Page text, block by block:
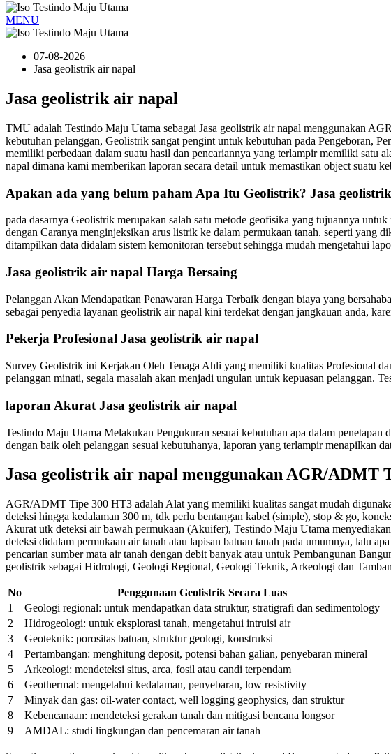
MENU
07-08-2026
Jasa geolistrik air napal
Jasa geolistrik air napal
TMU adalah Testindo Maju Utama sebagai Jasa geolistrik air napal menggunakan
kebutuhan pelanggan, Geolistrik sangat pengint untuk kebutuhan pada Pengeboran,
memiliki perbedaan dalam suatu hasil dan pencariannya yang terlampir memiliki satu
napal dimana kami memberikan laporan secara detail untuk memastikan object suatu
Apakan ada yang belum paham Apa Itu Geolistrik? Jasa
pada dasarnya Geolistrik merupakan salah satu metode geofisika yang tujuannya
dengan Caranya menginjeksikan arus listrik ke dalam permukaan tanah. seperti yang
ditampilkan data didalam sistem kemonitoran tersebut sehingga mudah mengetahui
Jasa geolistrik air napal Harga Bersaing
Pelanggan Akan Mendapatkan Penawaran Harga Terbaik dengan biaya yang
sebagai penyedia layanan geolistrik air napal kini terdekat dengan jangkauan anda,
Pekerja Profesional Jasa geolistrik air napal
Survey Geolistrik ini Kerjakan Oleh Tenaga Ahli yang memiliki kualitas Profesional
pelanggan minati, segala masalah akan menjadi ungulan untuk kepuasan pelanggan.
laporan Akurat Jasa geolistrik air napal
Testindo Maju Utama Melakukan Pengukuran sesuai kebutuhan apa dalam
dengan baik oleh pelanggan sesuai kebutuhanya, laporan yang terlampir menapilkan
Jasa geolistrik air napal menggunakan AGR/ADMT
AGR/ADMT Tipe 300 HT3 adalah Alat yang memiliki kualitas sangat mudah
deteksi hingga kedalaman 300 m, tdk perlu bentangan kabel (simple), stop & go,
Akurat utk deteksi air bawah permukaan (Akuifer), Testindo Maju Utama
deteksi didalam permukaan air tanah atau lapisan batuan tanah pada umumnya, lalu
pencarian sumber mata air tanah dengan debit banyak atau untuk Pembangunan
geolistrik sebagai Hidrologi, Geologi Regional, Geologi Teknik, Arkeologi dan
No
Penggunaan Geolistrik Secara Luas
1
Geologi regional: untuk mendapatkan data struktur, stratigrafi dan sedimentology
2
Hidrogeologi: untuk eksplorasi tanah, mengetahui intruisi air
3
Geoteknik: porositas batuan, struktur geologi, konstruksi
4
Pertambangan: menghitung deposit, potensi bahan galian, penyebaran mineral
5
Arkeologi: mendeteksi situs, arca, fosil atau candi terpendam
6
Geothermal: mengetahui kedalaman, penyebaran, low resistivity
7
Minyak dan gas: oil-water contact, well logging geophysics, dan struktur
8
Kebencanaan: mendeteksi gerakan tanah dan mitigasi bencana longsor
9
AMDAL: studi lingkungan dan pencemaran air tanah